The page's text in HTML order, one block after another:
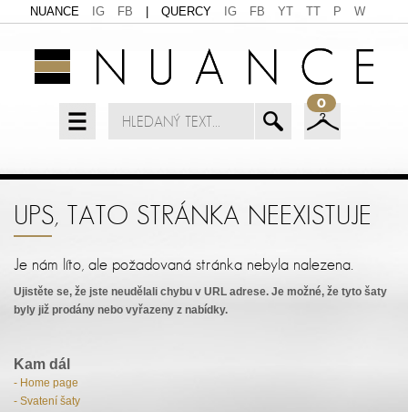
NUANCE IG FB QUERCY IG FB YT TT P W
0
UPS, TATO STRÁNKA NEEXISTUJE
Je nám líto, ale požadovaná stránka nebyla nalezena.
Ujistěte se, že jste neudělali chybu v URL adrese. Je možné, že tyto šaty
byly již prodány nebo vyřazeny z nabídky.
Kam dál
- Home page
- Svatení šaty